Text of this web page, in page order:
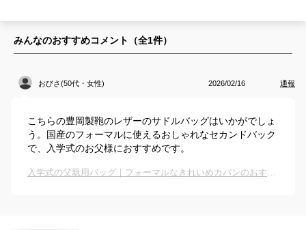
みんなのおすすめコメント（全1件）
おびさ(50代・女性) 2026/02/16 通報
こちらの豊岡製鞄のレザーのサドルバッグはいかがでしょ
う。国産のフォーマルに使えるおしゃれなセカンドバック
で、入学式のお父様におすすめです。
入学式の父親用バッグ｜フォーマルなきれいめカバンのおすすめは？